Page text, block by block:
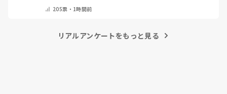
205票・ 1時間前
リアルアンケートをもっと見る